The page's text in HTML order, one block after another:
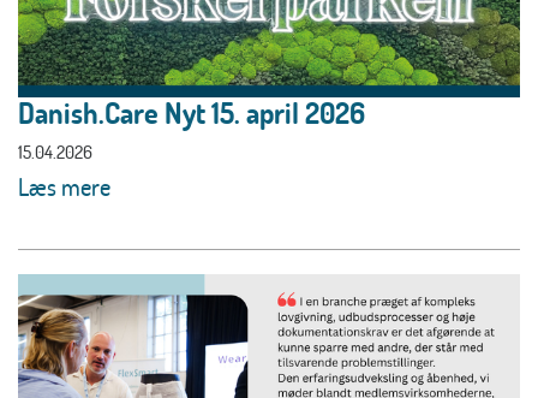
Danish.Care Nyt 15. april 2026
15.04.2026
Læs mere